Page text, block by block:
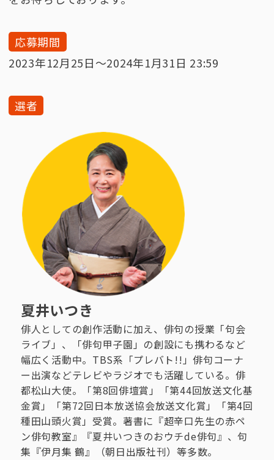
応募期間
2023年12月25日〜2024年1月31日 23:59
選者
夏井いつき
俳人としての創作活動に加え、俳句の授業「句会
ライブ」、「俳句甲子園」の創設にも携わるなど
幅広く活動中。TBS系「プレバト!!」俳句コーナ
ー出演などテレビやラジオでも活躍している。俳
都松山大使。「第8回俳壇賞」「第44回放送文化基
金賞」「第72回日本放送協会放送文化賞」「第4回
種田山頭火賞」受賞。著書に『超辛口先生の赤ペ
ン俳句教室』『夏井いつきのおウチde俳句』、句
集『伊月集 鶴』（朝日出版社刊）等多数。